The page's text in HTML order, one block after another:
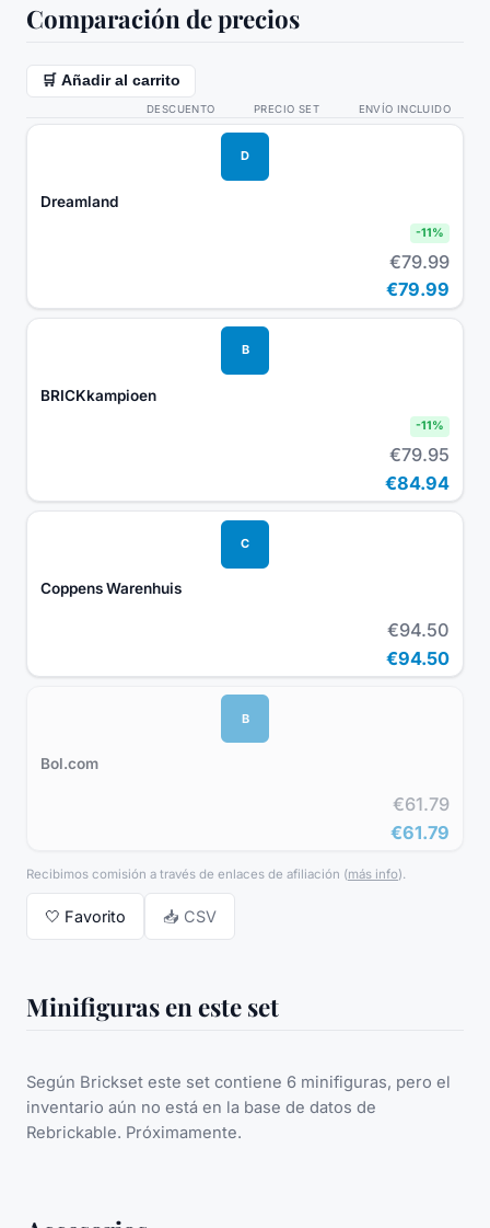
Comparación de precios
🛒 Añadir al carrito
DESCUENTO PRECIO SET ENVÍO INCLUIDO
D
Dreamland
-11%
€79.99
€79.99
B
BRICKkampioen
-11%
€79.95
€84.94
C
Coppens Warenhuis
€94.50
€94.50
B
Bol.com
€61.79
€61.79
Recibimos comisión a través de enlaces de afiliación (más info).
🤍 Favorito 📥 CSV
Minifiguras en este set
Según Brickset este set contiene 6 minifiguras, pero el
inventario aún no está en la base de datos de
Rebrickable. Próximamente.